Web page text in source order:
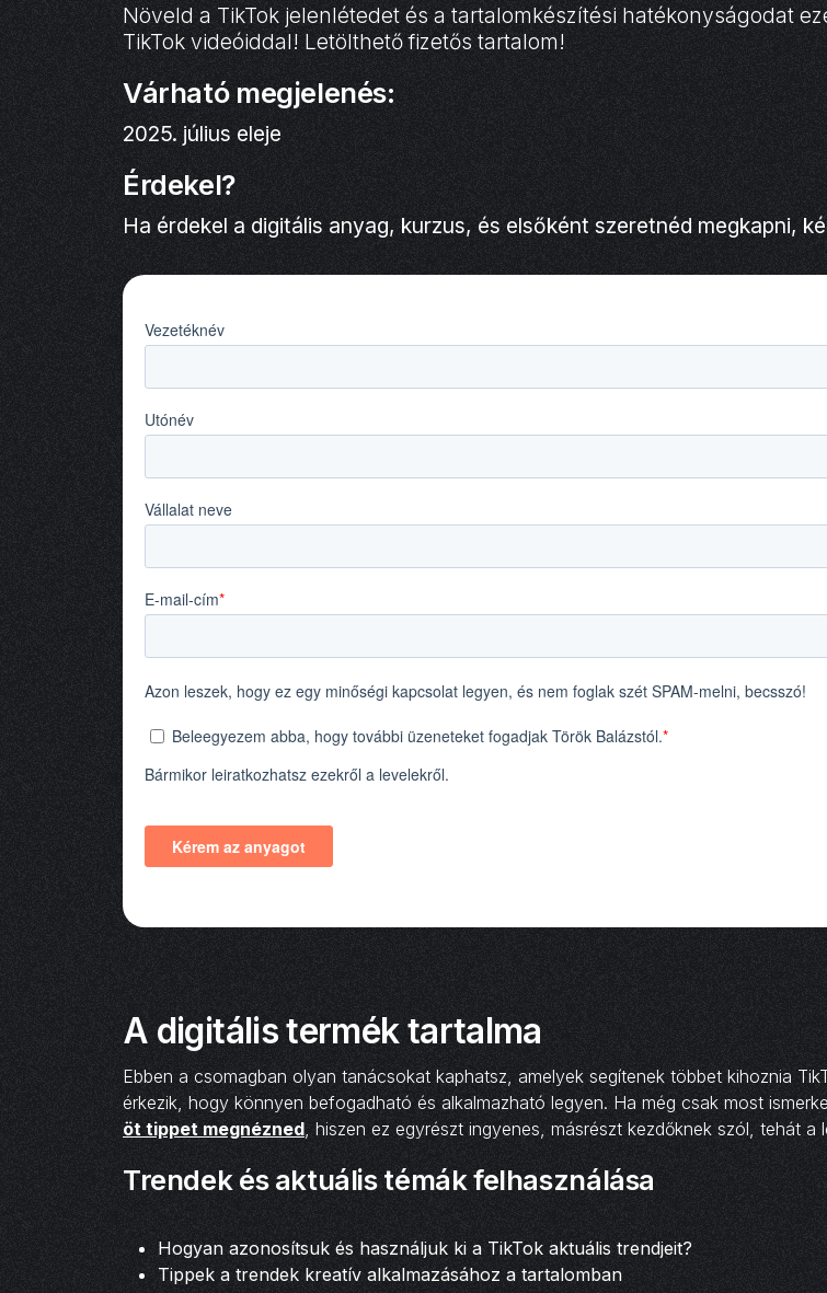
Növeld a TikTok jelenlétedet és a tartalomkészítési hatékonyságodat
TikTok videóiddal! Letölthető fizetős tartalom!
Várható megjelenés:
2025. július eleje
Érdekel?
Ha érdekel a digitális anyag, kurzus, és elsőként szeretnéd megkapni,
A digitális termék tartalma
Ebben a csomagban olyan tanácsokat kaphatsz, amelyek segítenek többet kihoznia
érkezik, hogy könnyen befogadható és alkalmazható legyen. Ha még csak most
öt tippet megnézned, hiszen ez egyrészt ingyenes, másrészt kezdőknek szól, tehát a
Trendek és aktuális témák felhasználása
Hogyan azonosítsuk és használjuk ki a TikTok aktuális trendjeit?
Tippek a trendek kreatív alkalmazásához a tartalomban